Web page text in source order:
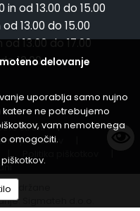
in od 13.00 do 15.00
13.00 do 15.00
13.00 do 17.00
12.00
strani
|
podatkov
Sigmateh d.o.o.
delovanje
uporablja samo nujno
ne potrebujemo
vam nemotenega
omogočiti.
.